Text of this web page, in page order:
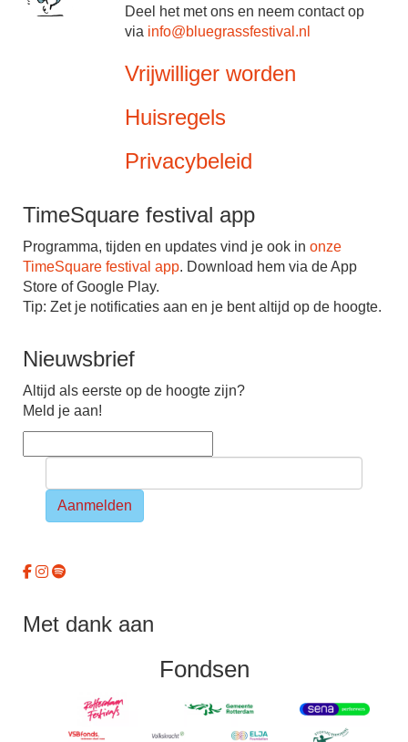
Deel het met ons en neem contact op
via info@bluegrassfestival.nl
Vrijwilliger worden
Huisregels
Privacybeleid
TimeSquare festival app
Programma, tijden en updates vind je ook in onze
TimeSquare festival app. Download hem via de App
Store of Google Play.
Tip: Zet je notiﬁcaties aan en je bent altijd op de hoogte.
Nieuwsbrief
Altijd als eerste op de hoogte zijn?
Meld je aan!
Aanmelden
Met dank aan
Fondsen